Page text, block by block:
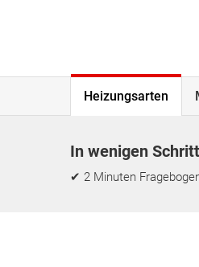
Heizungsarten
In wenigen
✔ 2 Minuten